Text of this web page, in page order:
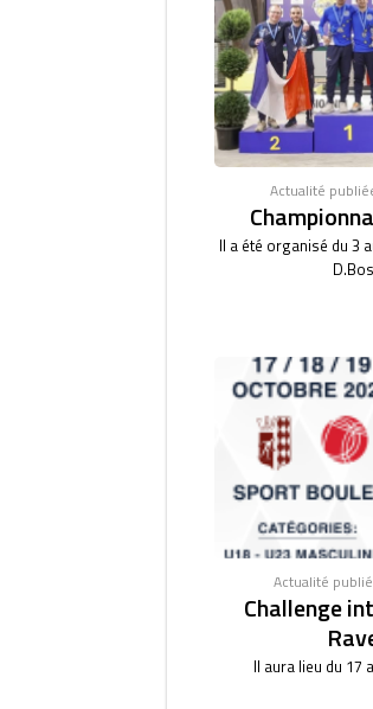
Actualité
Il a été organisé du 3
Actualité
Challenge
Il aura lieu du 17